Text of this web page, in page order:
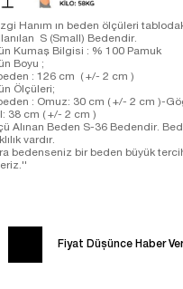
Hanım ın beden ölçüleri
S (Small) Bedendir.
Kumaş Bilgisi : % 100 Pamuk
Boyu ;
: 126 cm ( +/- 2 cm )
Ölçüleri;
: Omuz: 30 cm ( +/- 2 cm )-
38 cm ( +/- 2 cm )
Alınan Beden S-36 Bedendir.
vardır.
bedenseniz bir beden büyük
Fiyat Düşünce Haber